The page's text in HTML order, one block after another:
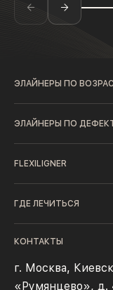
ЭЛАЙНЕРЫ ПО
ЭЛАЙНЕРЫ ПО
FLEXILIGNER
ГДЕ ЛЕЧИТЬСЯ
КОНТАКТЫ
г. Москва,
«Румянцево», д.